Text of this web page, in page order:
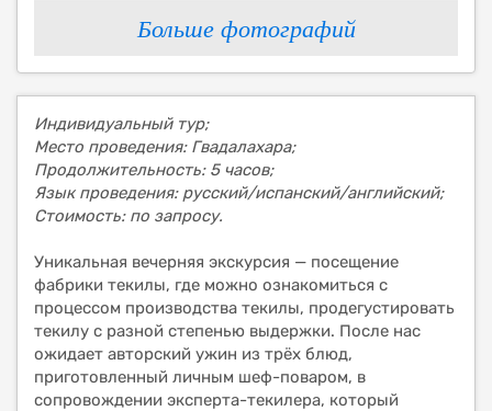
Больше фотографий
Индивидуальный тур;
Место проведения: Гвадалахара;
Продолжительность: 5 часов;
Язык проведения: русский/испанский/английский;
Стоимость: по запросу.
Уникальная вечерняя экскурсия — посещение
фабрики текилы, где можно ознакомиться с
процессом производства текилы, продегустировать
текилу с разной степенью выдержки. После нас
ожидает авторский ужин из трёх блюд,
приготовленный личным шеф-поваром, в
сопровождении эксперта-текилера, который